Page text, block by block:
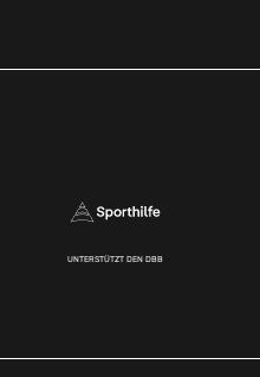
UNTERSTÜTZT DEN DBB